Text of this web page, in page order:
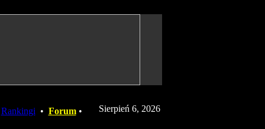
Rankingi • Forum• Sierpień 6, 2026